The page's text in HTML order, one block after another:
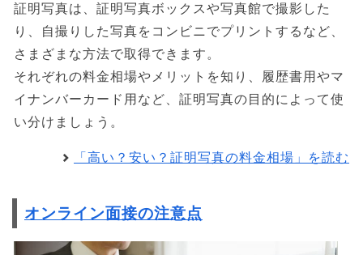
証明写真は、証明写真ボックスや写真館で撮影した
り、自撮りした写真をコンビニでプリントするなど、
さまざまな方法で取得できます。
それぞれの料金相場やメリットを知り、履歴書用やマ
イナンバーカード用など、証明写真の目的によって使
い分けましょう。
「高い？安い？証明写真の料金相場」を読む
オンライン面接の注意点